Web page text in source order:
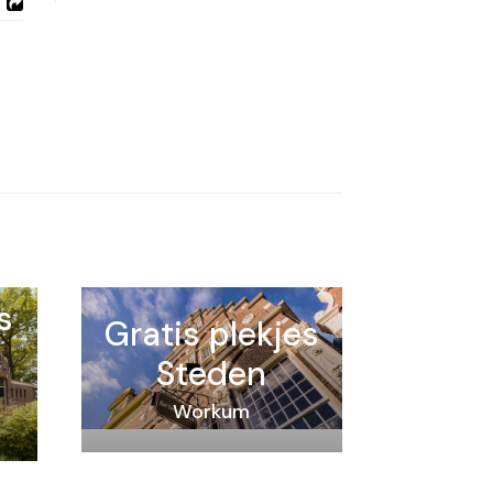
Gratis plekjes
Steden
Workum